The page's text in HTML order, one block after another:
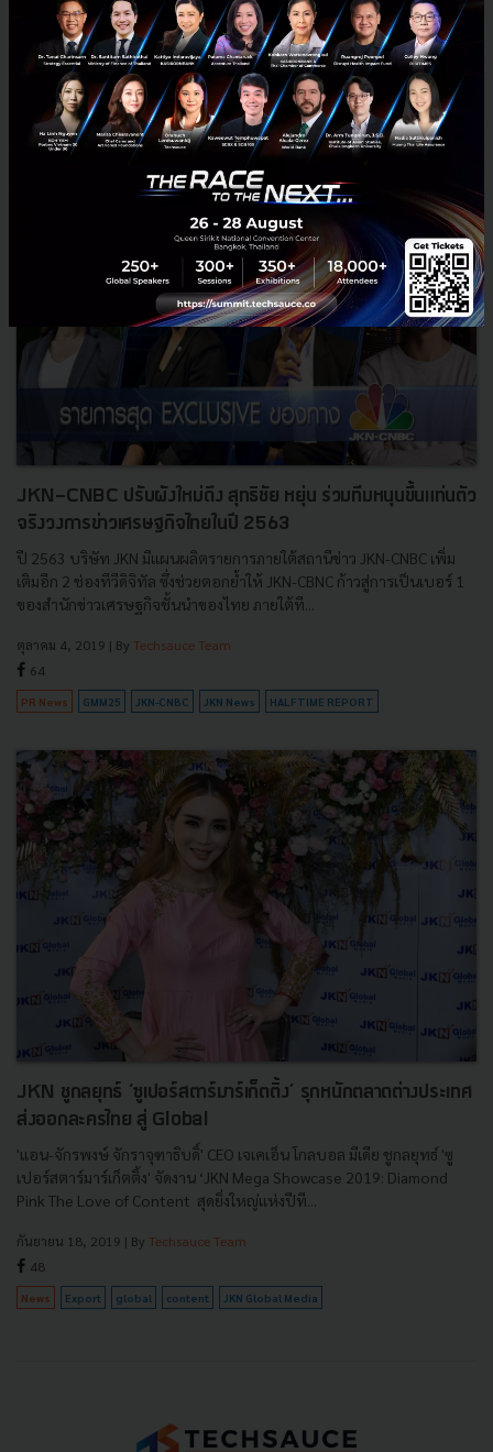
วิกฤตจากจักรพงษ์ จักราจุฑาธิบดิ์ ประธานกรรมการบร...
กันยายน 1, 2020 | ByTechsauce Team
Exec Insight Podcast mindset content business soft-power
JKN-CNBC ปรับผังใหม่ดึง สุทธิชัย หยุ่น ร่วมทีมหนุนขึ้นแท่นตัว
จริงวงการข่าวเศรษฐกิจไทยในปี 2563
ปี 2563 บริษัท JKN มีแผนผลิตรายการภายใต้สถานีข่าว JKN-CNBC เพิ่ม
เติมอีก 2 ช่องทีวีดิจิทัล ซึ่งช่วยตอกย้ำให้ JKN-CBNC ก้าวสู่การเป็นเบอร์ 1
ของสำนักข่าวเศรษฐกิจชั้นนำของไทย ภายใต้ที...
ตุลาคม 4, 2019 | By Techsauce Team
64
PR News GMM25 JKN-CNBC JKN News HALFTIME REPORT
JKN ชูกลยุทธ์ ‘ซูเปอร์สตาร์มาร์เก็ตติ้ง’ รุกหนักตลาดต่างประเทศ
ส่งออกละครไทย สู่ Global
'แอน-จักรพงษ์ จักราจุฑาธิบดิ์' CEO เจเคเอ็น โกลบอล มีเดีย ชูกลยุทธ์ 'ซู
เปอร์สตาร์มาร์เก็ตติ้ง' จัดงาน ‘JKN Mega Showcase 2019: Diamond
Pink The Love of Content สุดยิ่งใหญ่แห่งปีที...
กันยายน 18, 2019 | By Techsauce Team
48
News Export global content JKN Global Media